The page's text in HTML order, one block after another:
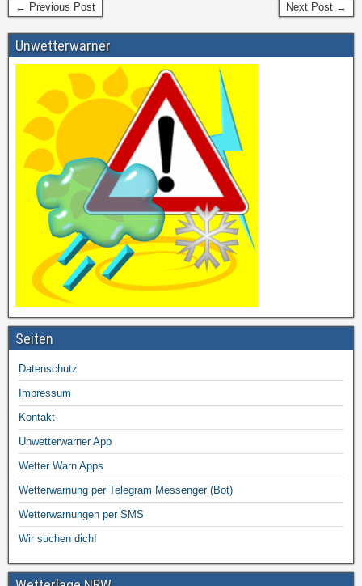
← Previous Post Next Post →
Unwetterwarner
Seiten
Datenschutz
Impressum
Kontakt
Unwetterwarner App
Wetter Warn Apps
Wetterwarnung per Telegram Messenger (Bot)
Wetterwarnungen per SMS
Wir suchen dich!